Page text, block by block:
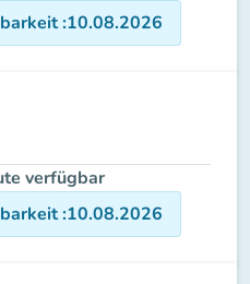
:10.08.2026
verfügbar
:10.08.2026